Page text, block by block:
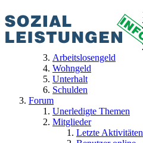
Arbeitslosengeld
Wohngeld
Unterhalt
Schulden
Forum
Unerledigte Themen
Mitglieder
Letzte Aktivitäten